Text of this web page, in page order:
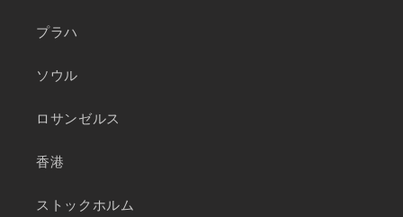
プラハ
ソウル
ロサンゼルス
香港
ストックホルム